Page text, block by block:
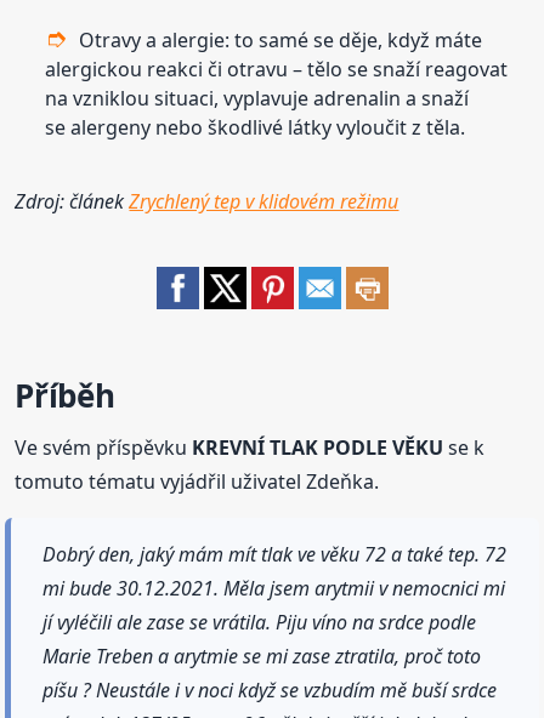
Otravy a alergie: to samé se děje, když máte
alergickou reakci či otravu – tělo se snaží reagovat
na vzniklou situaci, vyplavuje adrenalin a snaží
se alergeny nebo škodlivé látky vyloučit z těla.
Zdroj: článekZrychlený tep v klidovém režimu
Příběh
Ve svém příspěvku KREVNÍ TLAK PODLE VĚKU se k
tomuto tématu vyjádřil uživatel Zdeňka.
Dobrý den, jaký mám mít tlak ve věku 72 a také tep. 72
mi bude 30.12.2021. Měla jsem arytmii v nemocnici mi
jí vyléčili ale zase se vrátila. Piju víno na srdce podle
Marie Treben a arytmie se mi zase ztratila, proč toto
píšu ? Neustále i v noci když se vzbudím mě buší srdce